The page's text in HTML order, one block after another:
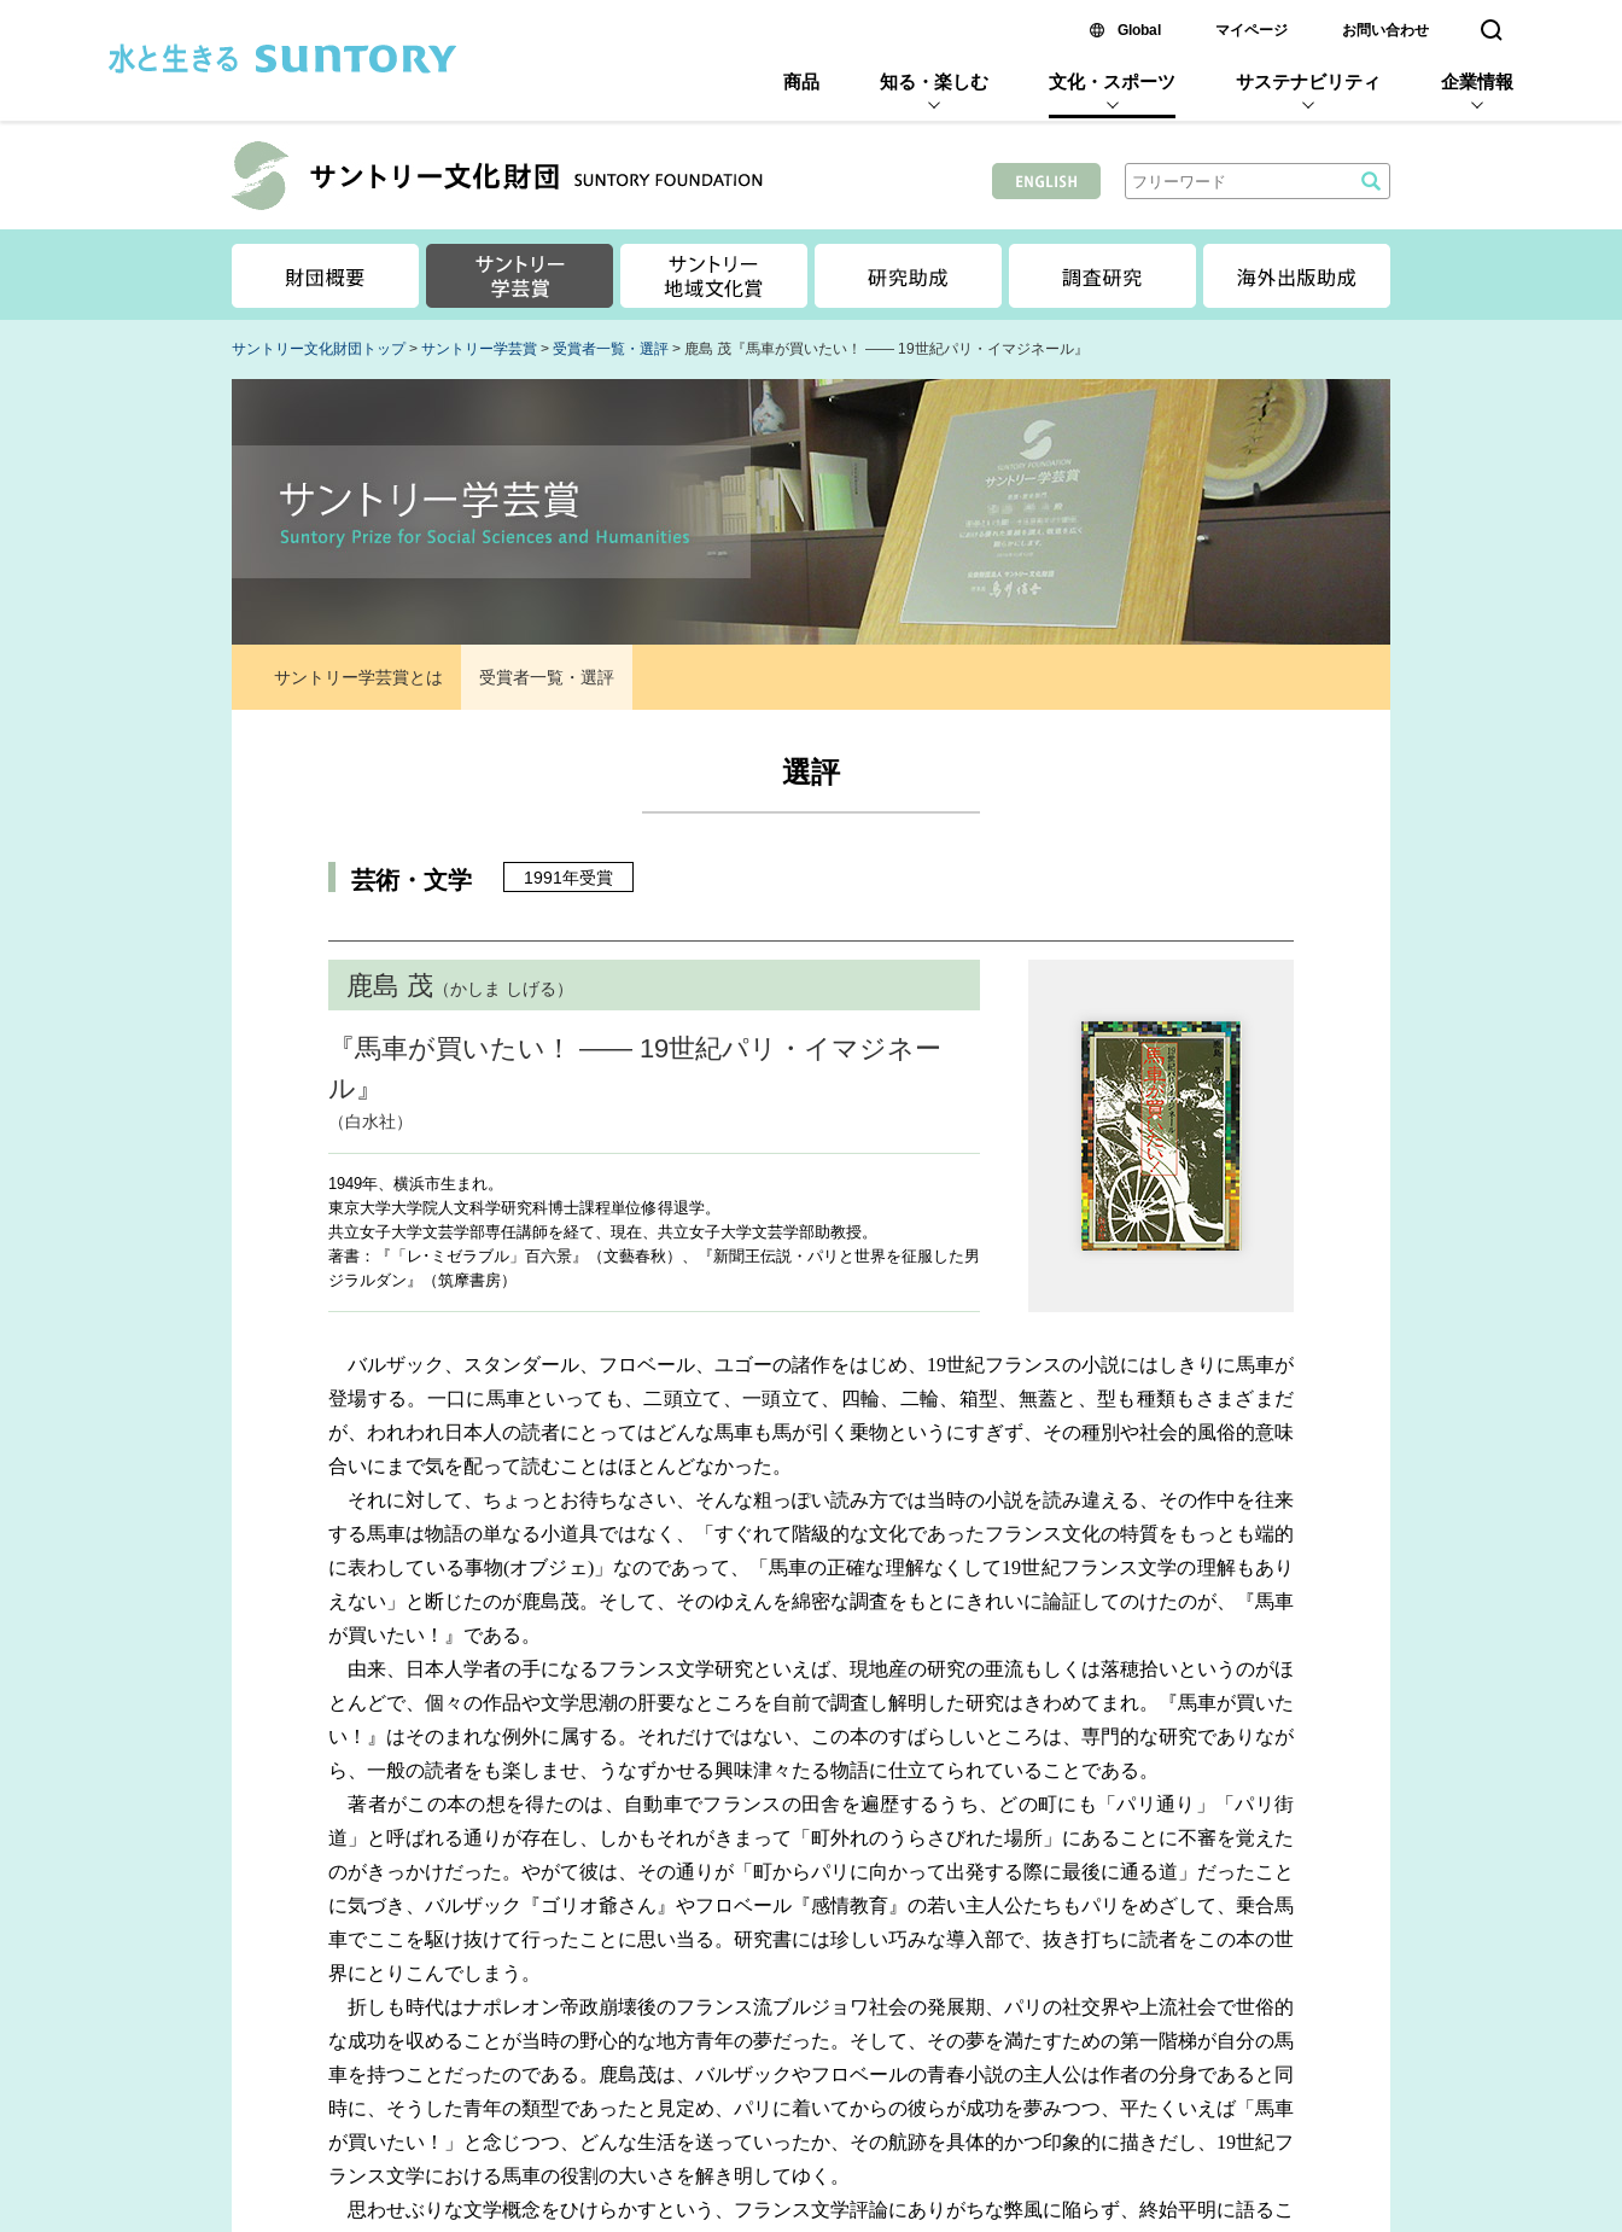
Global新しいウィンドウで開く
マイページ お問い合わせ 検索窓を開く
商品 知る・楽しむ 文化・スポーツ サステナビリティ 企業情報
サントリー文化財団トップ> サントリー学芸賞 > 受賞者一覧・選評 > 鹿島 茂『馬車が買いたい！ ―― 19世紀パリ・イマジネール』
サントリー学芸賞とは 受賞者一覧・選評
選評
芸術・文学 1991年受賞
鹿島 茂 （かしま しげる）
『馬車が買いたい！ ―― 19世紀パリ・イマジネー
ル』
（白水社）
1949年、横浜市生まれ。
東京大学大学院人文科学研究科博士課程単位修得退学。
共立女子大学文芸学部専任講師を経て、現在、共立女子大学文芸学部助教授。
著書：『「レ･ミゼラブル」百六景』（文藝春秋）、『新聞王伝説・パリと世界を征服した男
ジラルダン』（筑摩書房）
バルザック、スタンダール、フロベール、ユゴーの諸作をはじめ、19世紀フランスの小説にはしきりに馬車が
登場する。一口に馬車といっても、二頭立て、一頭立て、四輪、二輪、箱型、無蓋と、型も種類もさまざまだ
が、われわれ日本人の読者にとってはどんな馬車も馬が引く乗物というにすぎず、その種別や社会的風俗的意味
合いにまで気を配って読むことはほとんどなかった。
それに対して、ちょっとお待ちなさい、そんな粗っぽい読み方では当時の小説を読み違える、その作中を往来
する馬車は物語の単なる小道具ではなく、「すぐれて階級的な文化であったフランス文化の特質をもっとも端的
に表わしている事物(オブジェ)」なのであって、「馬車の正確な理解なくして19世紀フランス文学の理解もあり
えない」と断じたのが鹿島茂。そして、そのゆえんを綿密な調査をもとにきれいに論証してのけたのが、『馬車
が買いたい！』である。
由来、日本人学者の手になるフランス文学研究といえば、現地産の研究の亜流もしくは落穂拾いというのがほ
とんどで、個々の作品や文学思潮の肝要なところを自前で調査し解明した研究はきわめてまれ。『馬車が買いた
い！』はそのまれな例外に属する。それだけではない、この本のすばらしいところは、専門的な研究でありなが
ら、一般の読者をも楽しませ、うなずかせる興味津々たる物語に仕立てられていることである。
著者がこの本の想を得たのは、自動車でフランスの田舎を遍歴するうち、どの町にも「パリ通り」「パリ街
道」と呼ばれる通りが存在し、しかもそれがきまって「町外れのうらさびれた場所」にあることに不審を覚えた
のがきっかけだった。やがて彼は、その通りが「町からパリに向かって出発する際に最後に通る道」だったこと
に気づき、バルザック『ゴリオ爺さん』やフロベール『感情教育』の若い主人公たちもパリをめざして、乗合馬
車でここを駆け抜けて行ったことに思い当る。研究書には珍しい巧みな導入部で、抜き打ちに読者をこの本の世
界にとりこんでしまう。
折しも時代はナポレオン帝政崩壊後のフランス流ブルジョワ社会の発展期、パリの社交界や上流社会で世俗的
な成功を収めることが当時の野心的な地方青年の夢だった。そして、その夢を満たすための第一階梯が自分の馬
車を持つことだったのである。鹿島茂は、バルザックやフロベールの青春小説の主人公は作者の分身であると同
時に、そうした青年の類型であったと見定め、パリに着いてからの彼らが成功を夢みつつ、平たくいえば「馬車
が買いたい！」と念じつつ、どんな生活を送っていったか、その航跡を具体的かつ印象的に描きだし、19世紀フ
ランス文学における馬車の役割の大いさを解き明してゆく。
思わせぶりな文学概念をひけらかすという、フランス文学評論にありがちな弊風に陥らず、終始平明に語るこ